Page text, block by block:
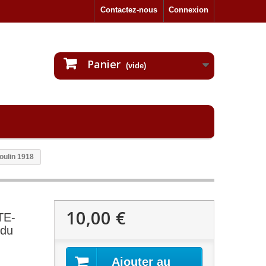
Connexion
Contactez-nous
Panier (vide)
1918
10,00 €
Ajouter au